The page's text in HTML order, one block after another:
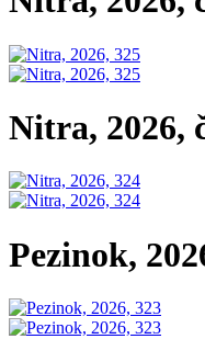
Nitra, 2026,
Pezinok,